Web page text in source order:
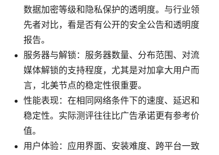
数据加密等级和隐私保护的透明度。与行业领
先者对比，看是否有公开的安全公告和透明度
报告。
服务器与解锁：服务器数量、分布范围、对流
媒体解锁的支持程度，尤其是对加拿大用户而
言，北美节点的稳定性很重要。
性能表现：在相同网络条件下的速度、延迟和
稳定性。实际测评往往比广告承诺更有参考价
值。
用户体验：应用界面、安装难度、跨平台一致